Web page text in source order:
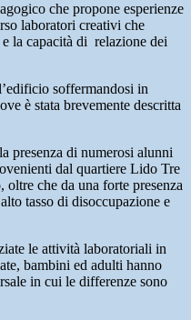
che propone esperienze
laboratori creativi che
la capacità di relazione dei
soffermandosi in
è stata brevemente descritta
presenza di numerosi alunni
dal quartiere Lido Tre
che da una forte presenza
tasso di disoccupazione e
le attività laboratoriali in
bambini ed adulti hanno
in cui le differenze sono